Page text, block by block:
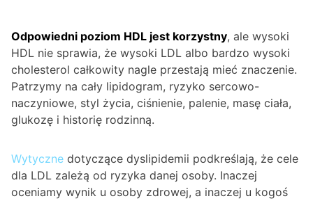
Odpowiedni poziom HDL jest korzystny, ale wysoki
HDL nie sprawia, że wysoki LDL albo bardzo wysoki
cholesterol całkowity nagle przestają mieć znaczenie.
Patrzymy na cały lipidogram, ryzyko sercowo-
naczyniowe, styl życia, ciśnienie, palenie, masę ciała,
glukozę i historię rodzinną.
Wytyczne dotyczące dyslipidemii podkreślają, że cele
dla LDL zależą od ryzyka danej osoby. Inaczej
oceniamy wynik u osoby zdrowej, a inaczej u kogoś